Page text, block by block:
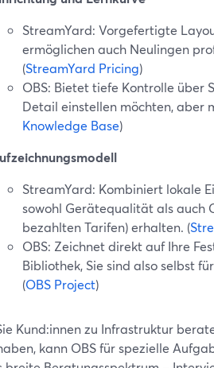
StreamYard: Vorgefertigte
ermöglichen auch Neulingen
(StreamYard Pricing)
OBS: Bietet tiefe Kontrolle über
Detail einstellen möchten, aber
Knowledge Base)
StreamYard: Kombiniert lokale
sowohl Gerätequalität als auch
bezahlten Tarifen) erhalten. (
OBS: Zeichnet direkt auf Ihre
Bibliothek, Sie sind also selbst
(OBS Project)
Kund:innen zu Infrastruktur
kann OBS für spezielle